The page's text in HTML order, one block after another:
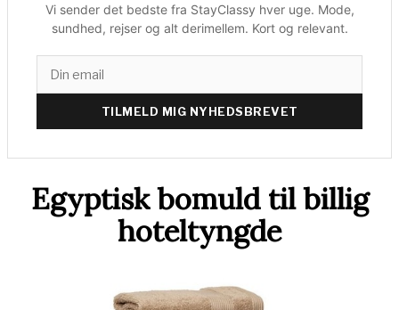
Vi sender det bedste fra StayClassy hver uge. Mode,
sundhed, rejser og alt derimellem. Kort og relevant.
TILMELD MIG NYHEDSBREVET
Egyptisk bomuld til billig
hoteltyngde